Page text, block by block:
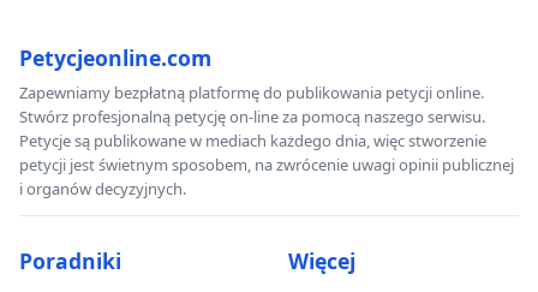
Petycjeonline.com
Zapewniamy bezpłatną platformę do publikowania petycji online.
Stwórz profesjonalną petycję on-line za pomocą naszego serwisu.
Petycje są publikowane w mediach każdego dnia, więc stworzenie
petycji jest świetnym sposobem, na zwrócenie uwagi opinii publicznej
i organów decyzyjnych.
Poradniki Więcej